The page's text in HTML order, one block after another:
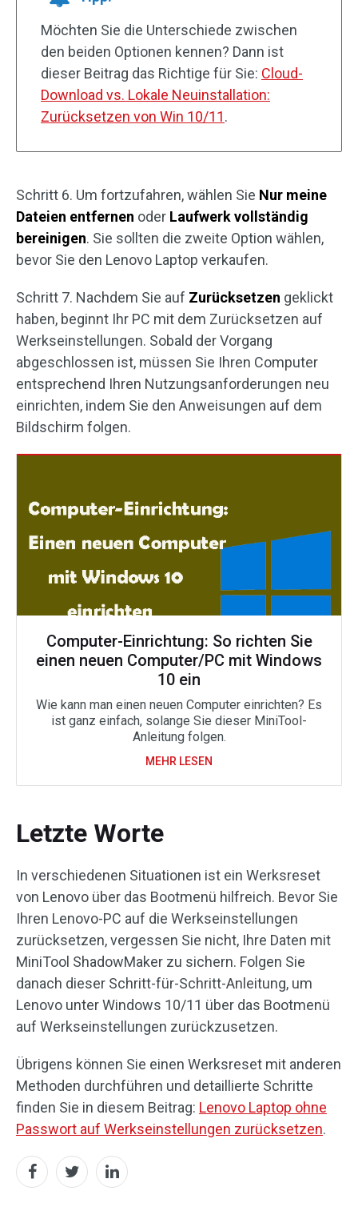
Möchten Sie die Unterschiede zwischen
den beiden Optionen kennen? Dann ist
dieser Beitrag das Richtige für Sie: Cloud-
Download vs. Lokale Neuinstallation:
Zurücksetzen von Win 10/11.
Schritt 6. Um fortzufahren, wählen Sie Nur meine
Dateien entfernen oder Laufwerk vollständig
bereinigen. Sie sollten die zweite Option wählen,
bevor Sie den Lenovo Laptop verkaufen.
Schritt 7. Nachdem Sie auf Zurücksetzen geklickt
haben, beginnt Ihr PC mit dem Zurücksetzen auf
Werkseinstellungen. Sobald der Vorgang
abgeschlossen ist, müssen Sie Ihren Computer
entsprechend Ihren Nutzungsanforderungen neu
einrichten, indem Sie den Anweisungen auf dem
Bildschirm folgen.
Computer-Einrichtung: So richten Sie
einen neuen Computer/PC mit Windows
10 ein
Wie kann man einen neuen Computer einrichten? Es
ist ganz einfach, solange Sie dieser MiniTool-
Anleitung folgen.
MEHR LESEN
Letzte Worte
In verschiedenen Situationen ist ein Werksreset
von Lenovo über das Bootmenü hilfreich. Bevor Sie
Ihren Lenovo-PC auf die Werkseinstellungen
zurücksetzen, vergessen Sie nicht, Ihre Daten mit
MiniTool ShadowMaker zu sichern. Folgen Sie
danach dieser Schritt-für-Schritt-Anleitung, um
Lenovo unter Windows 10/11 über das Bootmenü
auf Werkseinstellungen zurückzusetzen.
Übrigens können Sie einen Werksreset mit anderen
Methoden durchführen und detaillierte Schritte
finden Sie in diesem Beitrag: Lenovo Laptop ohne
Passwort auf Werkseinstellungen zurücksetzen.